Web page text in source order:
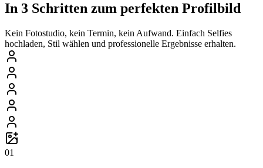
In 3 Schritten zum perfekten Profilbild
Kein Fotostudio, kein Termin, kein Aufwand. Einfach Selfies
hochladen, Stil wählen und professionelle Ergebnisse erhalten.
01